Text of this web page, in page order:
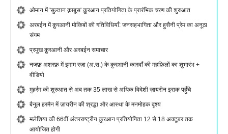
ओमान में 'सुल्तान क़ाबूस' क़ुरआन प्रतियोगिता के प्रारंभिक चरण की शुरुआत
अरबईन में क़ुरआनी मोकिबों की गतिविधियाँ: जनसहभागिता और हुसैनी प्रेम का अनूठा
संगम
प्रमुख क़ुरआनी और अरबईन समाचार
नजफ़ अशरफ़ में इमाम रज़ा (अ.स.) के क़ुरआनी कारवाँ की महफ़िलों का शुभारंभ +
वीडियो
मुहर्रम की शुरुआत से अब तक 35 लाख से अधिक विदेशी ज़ायरीन इराक पहुँचे
बैनुल हरमैन में ज़ायरीन की श्रद्धा और आस्था के मनमोहक दृश्य
मलेशिया की 66वीं अंतरराष्ट्रीय क़ुरआन प्रतियोगिता 12 से 18 अक्टूबर तक
आयोजित होगी